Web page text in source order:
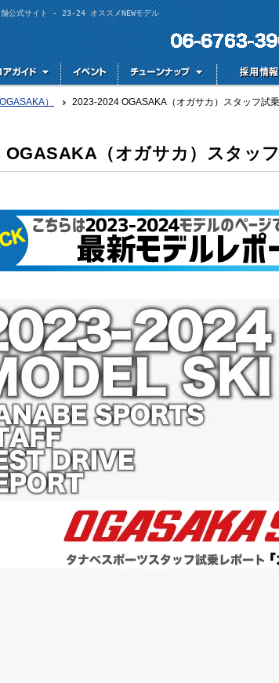
公式サイト - 23-24 オススメNEWモデル
） 2023-2024 OGASAKA（オガサカ）スタッフ試
OGASAKA（オガサカ）スタッ